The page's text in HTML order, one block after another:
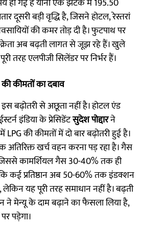
दूसरी बड़ी वृद्धि है, जिसने होटल, रेस्तरां
की कमर तोड़ दी है। फुटपाथ पर
अब बढ़ती लागत से जूझ रहे हैं। खुले
तरह एलपीजी सिलेंडर पर निर्भर हैं।
की कीमतों का दबाव
इस बढ़ोतरी से अछूता नहीं है। होटल एंड
इंडिया के प्रेसिडेंटसुदेश पोद्दारने
LPG की कीमतों में दो बार बढ़ोतरी हुई है।
खर्च वहन करना पड़ रहा है। गैस
जिससे कामर्शियल गैस 30-40% तक ही
कि कई प्रतिष्ठान अब 50-60% तक इंडक्शन
यह पूरी तरह समाधान नहीं है। बढ़ती
मेन्यू के दाम बढ़ाने का फैसला लिया है,
पड़ेगा।